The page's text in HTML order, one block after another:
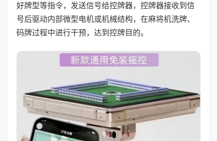
好牌型等指令，发送信号给控牌器，控牌器接收到信
号后驱动内部微型电机或机械结构，在麻将机洗牌、
码牌过程中进行干预，达到控牌目的。